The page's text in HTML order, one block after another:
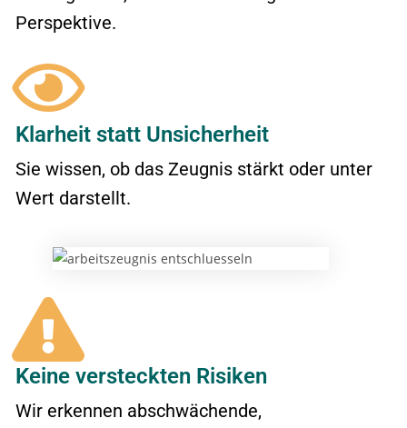
Perspektive.
Klarheit statt Unsicherheit
Sie wissen, ob das Zeugnis stärkt oder unter
Wert darstellt.
Keine versteckten Risiken
Wir erkennen abschwächende,